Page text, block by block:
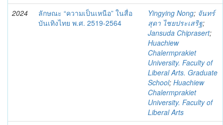
2024
ลักษณะ “ความเป็นเหนือ” ในสื่อ
บันเทิงไทย พ.ศ. 2519-2564
Yingying Nong; จันทร์
สุดา ไชยประเสริฐ;
Jansuda Chiprasert;
Huachiew
Chalermprakiet
University. Faculty of
Liberal Arts. Graduate
School; Huachiew
Chalermprakiet
University. Faculty of
Liberal Arts